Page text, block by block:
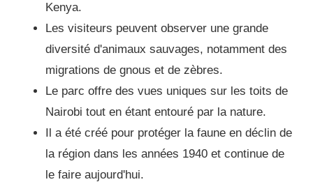
Kenya.
Les visiteurs peuvent observer une grande
diversité d'animaux sauvages, notamment des
migrations de gnous et de zèbres.
Le parc offre des vues uniques sur les toits de
Nairobi tout en étant entouré par la nature.
Il a été créé pour protéger la faune en déclin de
la région dans les années 1940 et continue de
le faire aujourd'hui.